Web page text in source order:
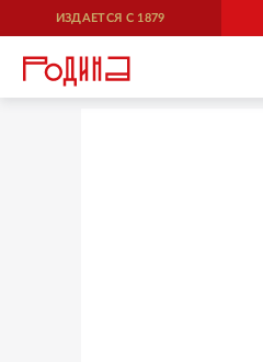
ИЗДАЕТСЯ С 1879